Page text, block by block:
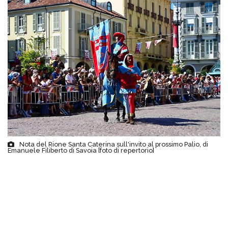
Nota del Rione Santa Caterina sull'invito al prossimo Palio, di
Emanuele Filiberto di Savoia [foto di repertorio]